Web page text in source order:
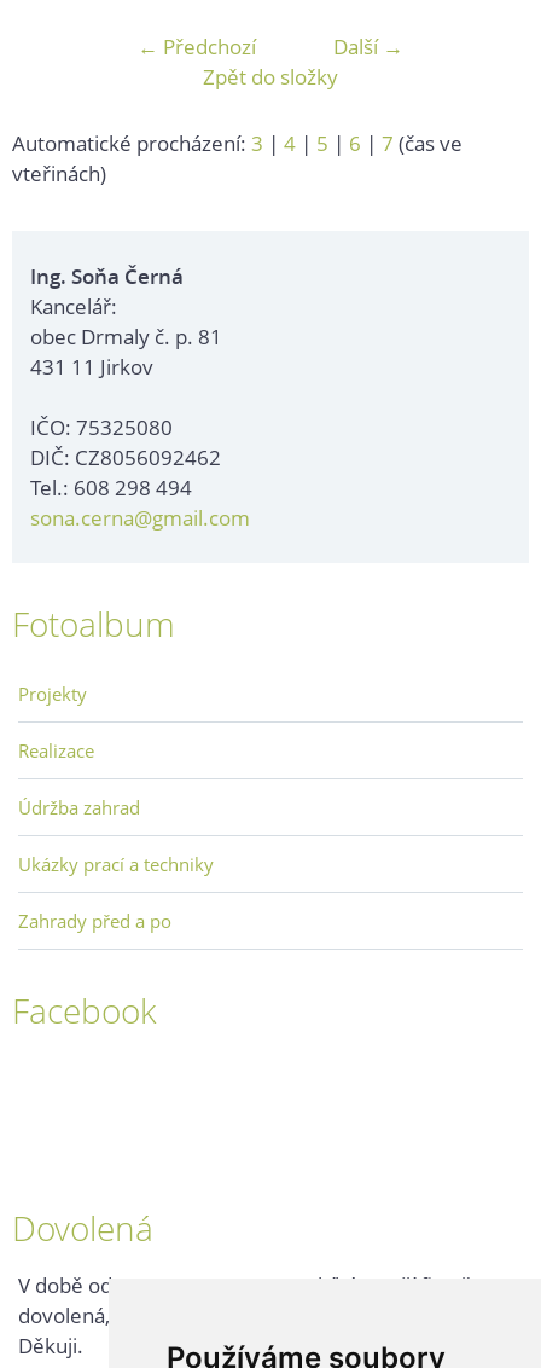
Používáme soubory
← Předchozí
Další →
Zpět do složky
Automatické procházení: 3 | 4 | 5 | 6 | 7 (čas ve
vteřinách)
Ing. Soňa Černá
Kancelář:
obec Drmaly č. p. 81
431 11 Jirkov
IČO: 75325080
DIČ: CZ8056092462
Tel.: 608 298 494
sona.cerna@gmail.com
Fotoalbum
Projekty
Realizace
Údržba zahrad
Ukázky prací a techniky
Zahrady před a po
Facebook
Dovolená
V době od 25. 7. - 2. 8. 2026 probíhá v naší firmě
dovolená, kontaktujte nás až po jejím ukončení.
Děkuji.